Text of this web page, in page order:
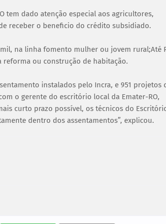
tem dado atenção especial aos agricultores,
receber o beneficio do crédito subsidiado.
na linha fomento mulher ou jovem rural;Até
reforma ou construção de habitação.
instalados pelo Incra, e 951 projetos
o gerente do escritório local da Emater-RO,
curto prazo possível, os técnicos do
dentro dos assentamentos”, explicou.